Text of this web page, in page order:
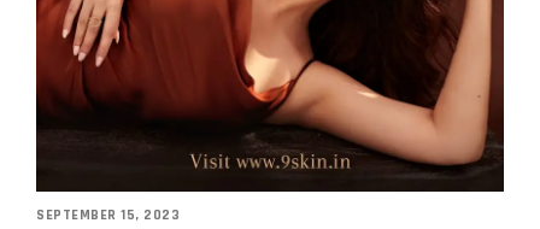
SEPTEMBER 15, 2023